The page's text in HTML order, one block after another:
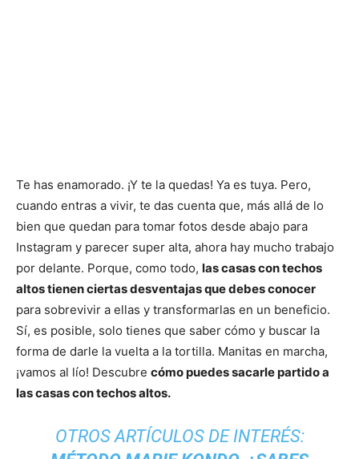
Te has enamorado. ¡Y te la quedas! Ya es tuya. Pero,
cuando entras a vivir, te das cuenta que, más allá de lo
bien que quedan para tomar fotos desde abajo para
Instagram y parecer super alta, ahora hay mucho trabajo
por delante. Porque, como todo, las casas con techos
altos tienen ciertas desventajas que debes conocer
para sobrevivir a ellas y transformarlas en un beneficio.
Sí, es posible, solo tienes que saber cómo y buscar la
forma de darle la vuelta a la tortilla. Manitas en marcha,
¡vamos al lío! Descubre cómo puedes sacarle partido a
las casas con techos altos.
OTROS ARTÍCULOS DE INTERÉS: